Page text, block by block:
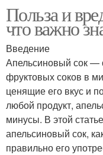
Польза и
что важно
Введение
Апельсиновый сок —
фруктовых соков в
ценящие его вкус и
любой продукт,
минусы. В этой
апельсиновый сок,
правильно его